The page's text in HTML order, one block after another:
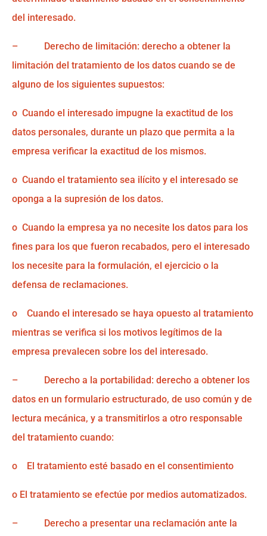
del interesado.
– Derecho de limitación: derecho a obtener la
limitación del tratamiento de los datos cuando se de
alguno de los siguientes supuestos:
o Cuando el interesado impugne la exactitud de los
datos personales, durante un plazo que permita a la
empresa verificar la exactitud de los mismos.
o Cuando el tratamiento sea ilícito y el interesado se
oponga a la supresión de los datos.
o Cuando la empresa ya no necesite los datos para los
fines para los que fueron recabados, pero el interesado
los necesite para la formulación, el ejercicio o la
defensa de reclamaciones.
o Cuando el interesado se haya opuesto al tratamiento
mientras se verifica si los motivos legítimos de la
empresa prevalecen sobre los del interesado.
– Derecho a la portabilidad: derecho a obtener los
datos en un formulario estructurado, de uso común y de
lectura mecánica, y a transmitirlos a otro responsable
del tratamiento cuando:
o El tratamiento esté basado en el consentimiento
o El tratamiento se efectúe por medios automatizados.
– Derecho a presentar una reclamación ante la